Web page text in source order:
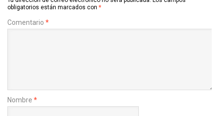
obligatorios están marcados con *
Comentario *
Nombre *